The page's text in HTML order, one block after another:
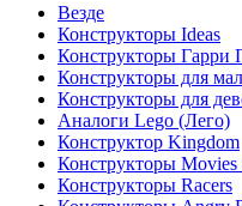
Везде
Конструкторы Ideas
Конструкторы Гарри
Конструкторы для
Конструкторы для
Аналоги Lego (Лего)
Конструктор Kingdom
Конструкторы Movies
Конструкторы Racers